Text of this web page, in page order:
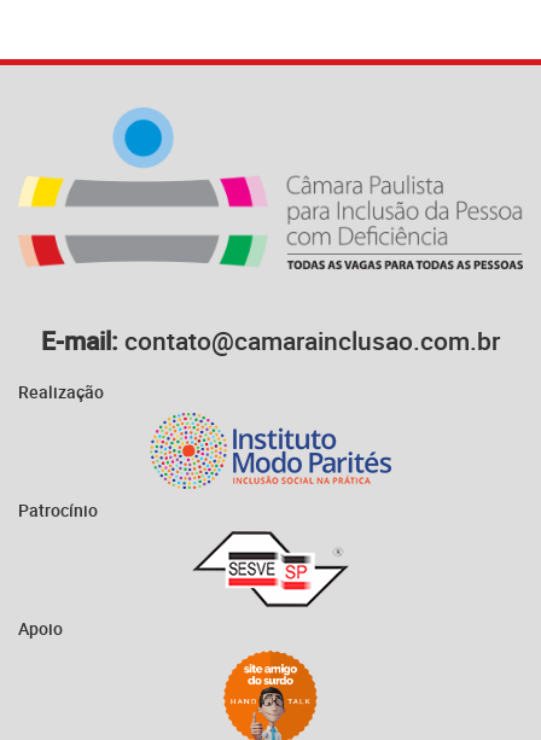
E-mail: contato@camarainclusao.com.br
Realização
Patrocínio
Apoio